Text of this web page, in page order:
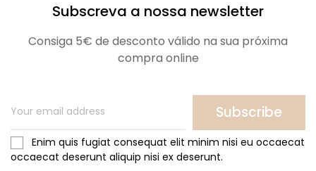
Subscreva a nossa newsletter
Consiga 5€ de desconto válido na sua próxima
compra online
Subscribe
Enim quis fugiat consequat elit minim nisi eu occaecat
occaecat deserunt aliquip nisi ex deserunt.